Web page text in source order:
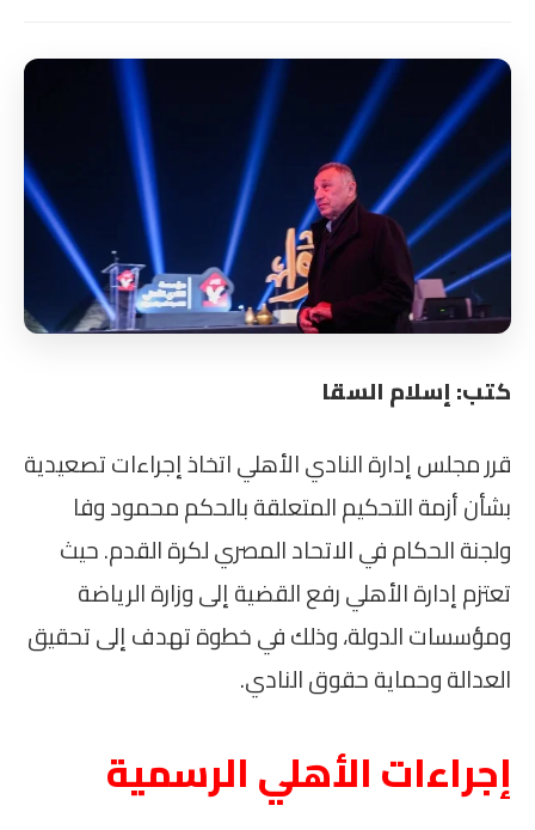
كتب: إسلام السقا
قرر مجلس إدارة النادي الأهلي اتخاذ إجراءات تصعيدية
بشأن أزمة التحكيم المتعلقة بالحكم محمود وفا
ولجنة الحكام في الاتحاد المصري لكرة القدم. حيث
تعتزم إدارة الأهلي رفع القضية إلى وزارة الرياضة
ومؤسسات الدولة، وذلك في خطوة تهدف إلى تحقيق
العدالة وحماية حقوق النادي.
إجراءات الأهلي الرسمية